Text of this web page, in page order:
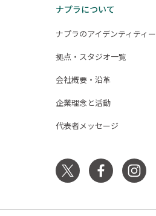
ナプラについて
ナプラのアイデンティティー
拠点・スタジオ一覧
会社概要・沿革
企業理念と活動
代表者メッセージ